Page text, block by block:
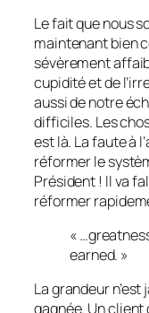
Le fait que nous
maintenant bien
sévèrement
cupidité et de
aussi de notre
difficiles. Les
est là. La faute à
réformer le
Président ! Il va
réformer
«
earned. »
La grandeur
gagnée. Un client